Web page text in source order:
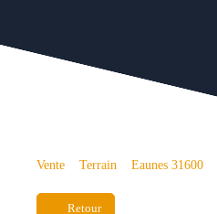
Vente Terrain Eaunes 31600
Retour